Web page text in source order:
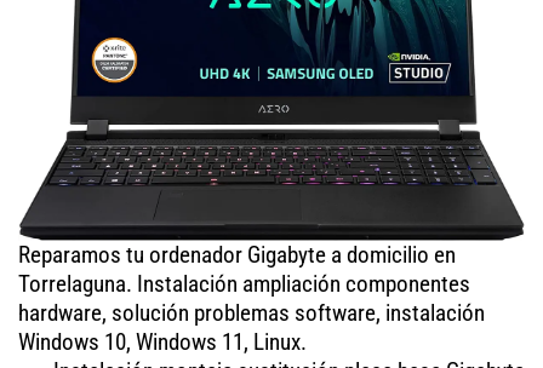
Reparamos tu ordenador Gigabyte a domicilio en
Torrelaguna. Instalación ampliación componentes
hardware, solución problemas software, instalación
Windows 10, Windows 11, Linux.